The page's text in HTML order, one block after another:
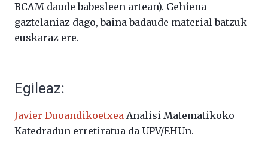
BCAM daude babesleen artean). Gehiena
gaztelaniaz dago, baina badaude material batzuk
euskaraz ere.
Egileaz:
Javier Duoandikoetxea Analisi Matematikoko
Katedradun erretiratua da UPV/EHUn.